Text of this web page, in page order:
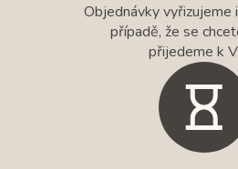
Objednávky vyřizujeme
případě, že se
přijedeme k